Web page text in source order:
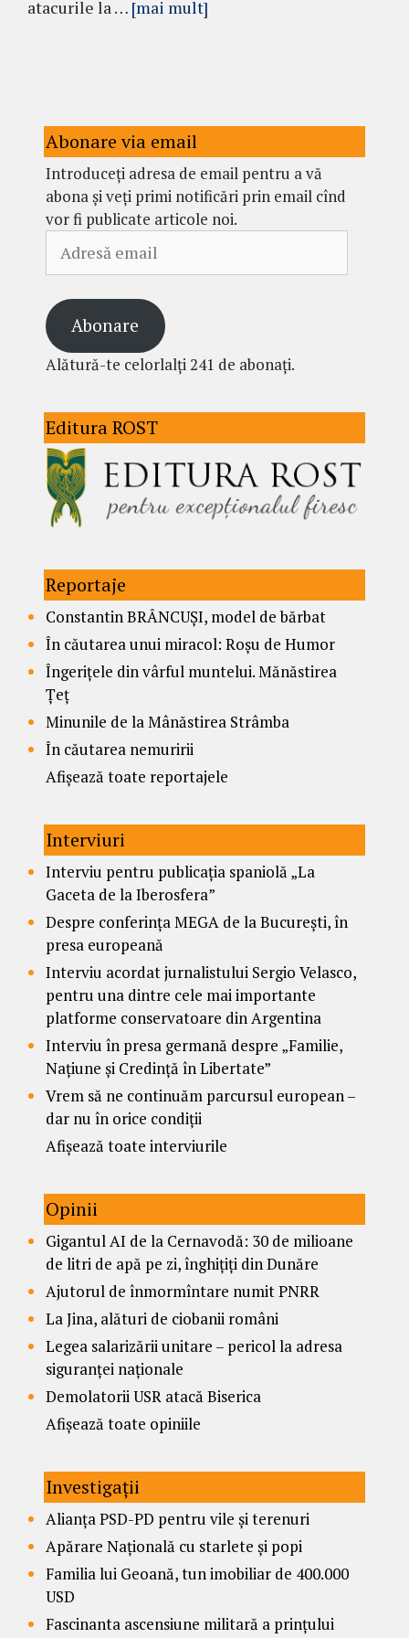
atacurile la … [mai mult]
Abonare via email
Introduceți adresa de email pentru a vă
abona și veți primi notificări prin email cînd
vor fi publicate articole noi.
email
Abonare
Alătură-te celorlalți 241 de abonați.
Editura ROST
Reportaje
Constantin BRÂNCUȘI, model de bărbat
În căutarea unui miracol: Roșu de Humor
Îngerițele din vârful muntelui. Mănăstirea
Țeț
Minunile de la Mânăstirea Strâmba
În căutarea nemuririi
Afișează toate reportajele
Interviuri
Interviu pentru publicația spaniolă „La
Gaceta de la Iberosfera”
Despre conferința MEGA de la București, în
presa europeană
Interviu acordat jurnalistului Sergio Velasco,
pentru una dintre cele mai importante
platforme conservatoare din Argentina
Interviu în presa germană despre „Familie,
Națiune și Credință în Libertate”
Vrem să ne continuăm parcursul european –
dar nu în orice condiții
Afișează toate interviurile
Opinii
Gigantul AI de la Cernavodă: 30 de milioane
de litri de apă pe zi, înghițiți din Dunăre
Ajutorul de înmormîntare numit PNRR
La Jina, alături de ciobanii români
Legea salarizării unitare – pericol la adresa
siguranței naționale
Demolatorii USR atacă Biserica
Afișează toate opiniile
Investigații
Alianța PSD-PD pentru vile și terenuri
Apărare Națională cu starlete și popi
Familia lui Geoană, tun imobiliar de 400.000
USD
Fascinanta ascensiune militară a prințului